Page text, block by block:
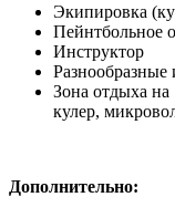
Экипировка
Пейнтбольное
Инструктор
Разнообразные
Зона отдыха на
кулер,
Дополнительно: